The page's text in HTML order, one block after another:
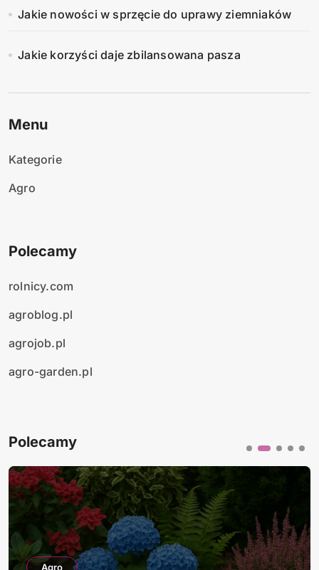
Jakie nowości w sprzęcie do uprawy ziemniaków
Jakie korzyści daje zbilansowana pasza
Menu
Kategorie
Agro
Polecamy
rolnicy.com
agroblog.pl
agrojob.pl
agro-garden.pl
Polecamy
Agro